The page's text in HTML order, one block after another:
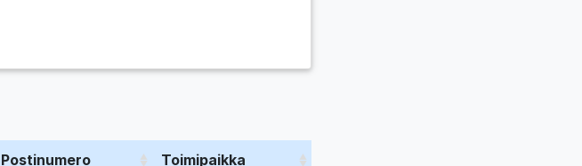
Postinumero Toimipaikka